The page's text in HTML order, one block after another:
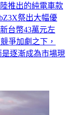
推出的純電車款
祭出大幅優
台幣43萬元左
爭加劇之下，
是逐漸成為市場現